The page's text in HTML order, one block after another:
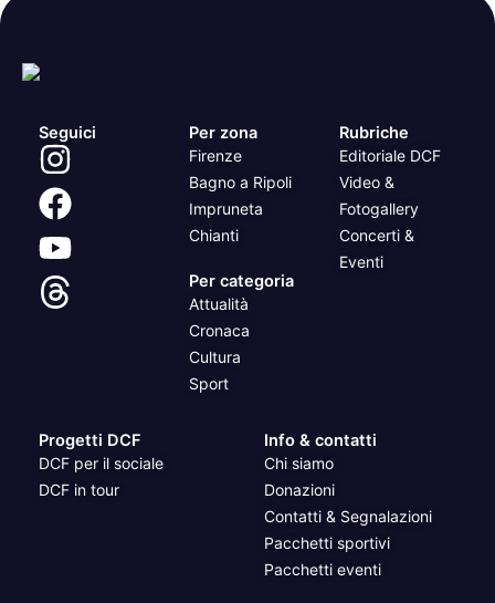
Seguici Per zona
Firenze
Bagno a Ripoli
Impruneta
Chianti
Per categoria
Attualità
Cronaca
Cultura
Sport
Rubriche
Editoriale DCF
Video &
Fotogallery
Concerti &
Eventi
Progetti DCF
DCF per il sociale
DCF in tour
Info & contatti
Chi siamo
Donazioni
Contatti & Segnalazioni
Pacchetti sportivi
Pacchetti eventi